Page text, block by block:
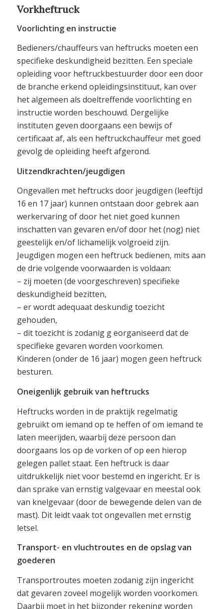
Vorkheftruck
Voorlichting en instructie
Bedieners/chauffeurs van heftrucks moeten een
specifieke deskundigheid bezitten. Een speciale
opleiding voor heftruckbestuurder door een door
de branche erkend opleidingsinstituut, kan over
het algemeen als doeltreffende voorlichting en
instructie worden beschouwd. Dergelijke
instituten geven doorgaans een bewijs of
certificaat af, als een heftruckchauffeur met goed
gevolg de opleiding heeft afgerond.
Uitzendkrachten/jeugdigen
Ongevallen met heftrucks door jeugdigen (leeftijd
16 en 17 jaar) kunnen ontstaan door gebrek aan
werkervaring of door het niet goed kunnen
inschatten van gevaren en/of door het (nog) niet
geestelijk en/of lichamelijk volgroeid zijn.
Jeugdigen mogen een heftruck bedienen, mits aan
de drie volgende voorwaarden is voldaan:
– zij moeten (de voorgeschreven) specifieke
deskundigheid bezitten,
– er wordt adequaat deskundig toezicht
gehouden,
– dit toezicht is zodanig g eorganiseerd dat de
specifieke gevaren worden voorkomen.
Kinderen (onder de 16 jaar) mogen geen heftruck
besturen.
Oneigenlijk gebruik van heftrucks
Heftrucks worden in de praktijk regelmatig
gebruikt om iemand op te heffen of om iemand te
laten meerijden, waarbij deze persoon dan
doorgaans los op de vorken of op een hierop
gelegen pallet staat. Een heftruck is daar
uitdrukkelijk niet voor bestemd en ingericht. Er is
dan sprake van ernstig valgevaar en meestal ook
van knelgevaar (door de bewegende delen van de
mast). Dit leidt vaak tot ongevallen met ernstig
letsel.
Transport- en vluchtroutes en de opslag van
goederen
Transportroutes moeten zodanig zijn ingericht
dat gevaren zoveel mogelijk worden voorkomen.
Daarbij moet in het bijzonder rekening worden